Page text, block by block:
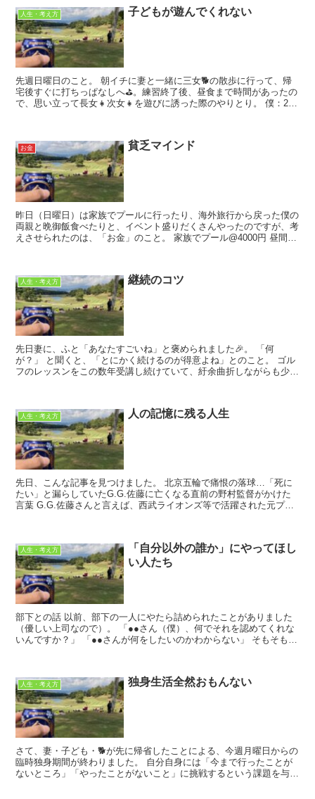
人生・考え方 子どもが遊んでくれない
先週日曜日のこと。 朝イチに妻と一緒に三女🐕の散歩に行って、帰
宅後すぐに打ちっぱなしへ⛳️。練習終了後、昼食まで時間があったの
で、思い立って長女👧次女👧を遊びに誘った際のやりとり。 僕：2人
お金 貧乏マインド
昨日（日曜日）は家族でプールに行ったり、海外旅行から戻った僕の
両親と晩御飯食べたりと、イベント盛りだくさんやったのですが、考
えさせられたのは、「お金」のこと。 家族でプール@4000円 昼間は
人生・考え方 継続のコツ
先日妻に、ふと「あなたすごいね」と褒められました🎉。 「何
が？」 と聞くと、「とにかく続けるのが得意よね」とのこと。 ゴル
フのレッスンをこの数年受講し続けていて、紆余曲折しながらも少し
人生・考え方 人の記憶に残る人生
先日、こんな記事を見つけました。 北京五輪で痛恨の落球…「死に
たい」と漏らしていたG.G.佐藤に亡くなる直前の野村監督がかけた
言葉 G.G.佐藤さんと言えば、西武ライオンズ等で活躍された元プロ
人生・考え方
「自分以外の誰か」にやってほし
い人たち
部下との話 以前、部下の一人にやたら詰められたことがありました
（優しい上司なので）。 「●●さん（僕）、何でそれを認めてくれな
いんですか？」 「●●さんが何をしたいのかわからない」 そもそも上
人生・考え方 独身生活全然おもんない
さて、妻・子ども・🐕が先に帰省したことによる、今週月曜日からの
臨時独身期間が終わりました。 自分自身には「今まで行ったことが
ないところ」「やったことがないこと」に挑戦するという課題を与